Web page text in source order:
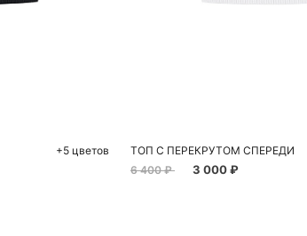
+5 цветов
ТОП С ПЕРЕКРУТОМ СПЕРЕДИ
6 400 ₽
3 000 ₽